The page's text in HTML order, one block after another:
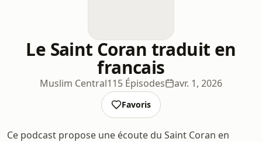
Le Saint Coran traduit en
francais
Muslim Central115 Épisodes avr. 1, 2026
Favoris
Ce podcast propose une écoute du Saint Coran en